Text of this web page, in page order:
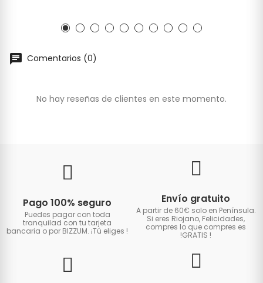
Comentarios (0)
No hay reseñas de clientes en este momento.
Pago 100% seguro
Puedes pagar con toda
tranquilad con tu tarjeta
bancaria o por BIZZUM. ¡Tú eliges !
Envío gratuito
A partir de 60€ solo en Península.
Si eres Riojano, Felicidades,
compres lo que compres es
!GRATIS !